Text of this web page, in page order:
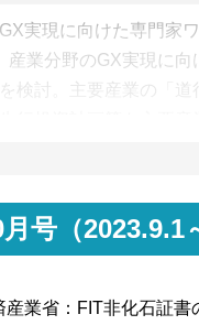
実現に向けた専門家
産業分野のGX実現に
検討。主要産業の「
なさが課題。
ィ基準委員会（SSBJ
る検討において、温
り、スコープ3の重要
号（
産業省：FIT非化石証